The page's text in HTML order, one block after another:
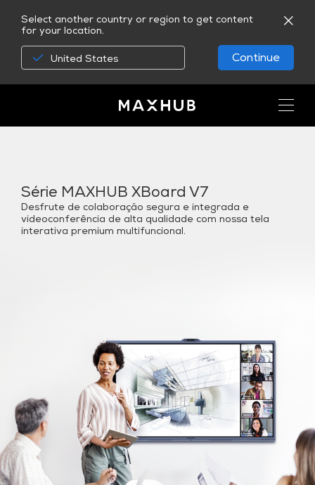
Select another country or region to get content
for your location.
United States Continue
Série MAXHUB XBoard V7
Desfrute de colaboração segura e integrada e
videoconferência de alta qualidade com nossa tela
interativa premium multifuncional.